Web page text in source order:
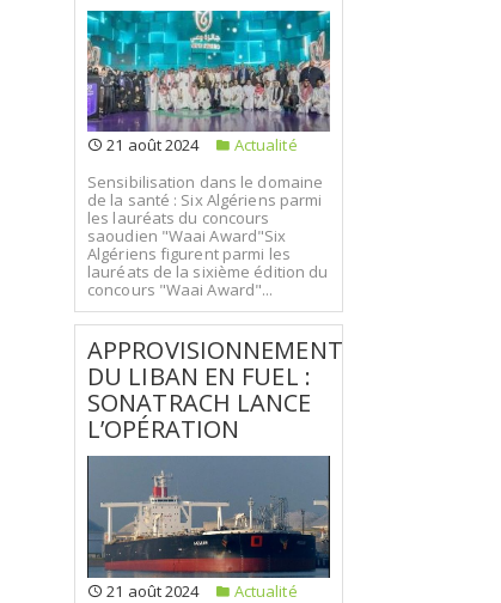
21 août 2024
Actualité
Sensibilisation dans le domaine
de la santé : Six Algériens parmi
les lauréats du concours
saoudien "Waai Award"Six
Algériens figurent parmi les
lauréats de la sixième édition du
concours "Waai Award"...
APPROVISIONNEMENT
DU LIBAN EN FUEL :
SONATRACH LANCE
L’OPÉRATION
21 août 2024
Actualité